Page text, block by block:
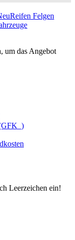
Reifen Felgen
um das Angebot
Leerzeichen ein!